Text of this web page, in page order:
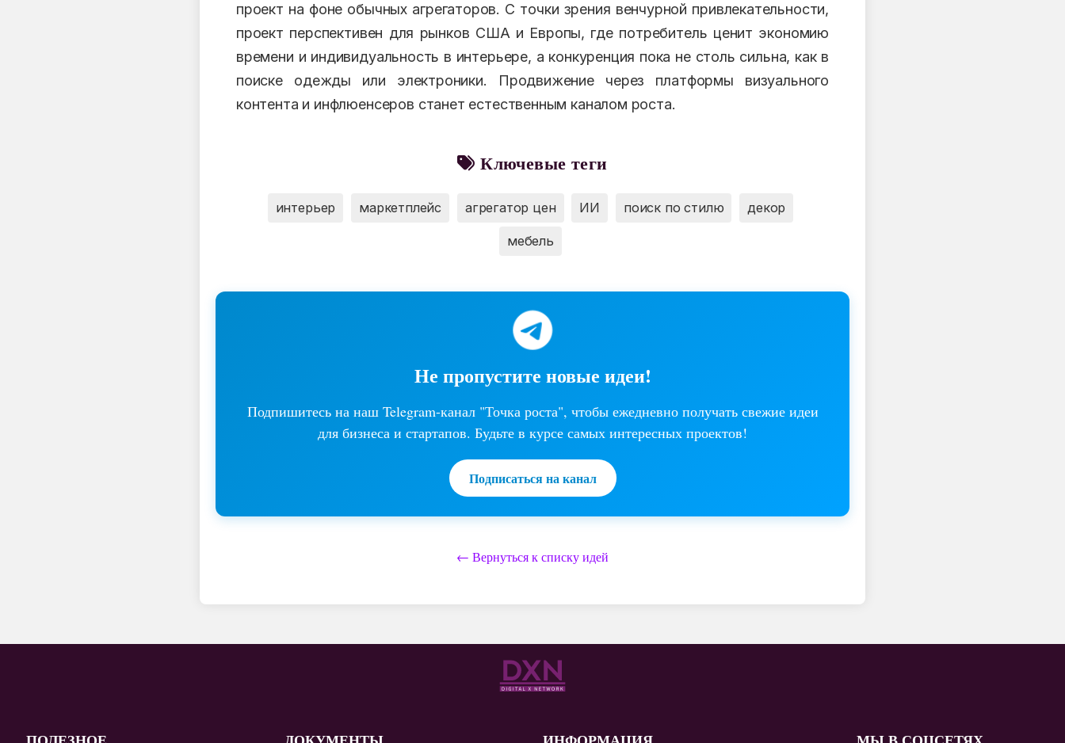
проект на фоне обычных агрегаторов. С точки зрения венчурной привлекательности,
проект перспективен для рынков США и Европы, где потребитель ценит экономию
времени и индивидуальность в интерьере, а конкуренция пока не столь сильна, как в
поиске одежды или электроники. Продвижение через платформы визуального
контента и инфлюенсеров станет естественным каналом роста.
Ключевые теги
интерьер маркетплейс агрегатор цен ИИ поиск по стилю декор
мебель
Не пропустите новые идеи!
Подпишитесь на наш Telegram-канал "Точка роста", чтобы ежедневно получать свежие идеи
для бизнеса и стартапов. Будьте в курсе самых интересных проектов!
Подписаться на канал
← Вернуться к списку идей